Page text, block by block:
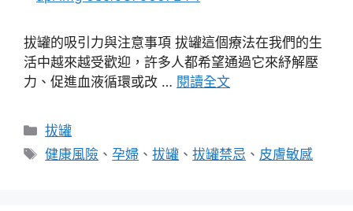
拔罐的吸引力與注意事項 拔罐這個療法在我們的生
活中越來越受歡迎，許多人都希望通過它來紓解壓
力、促進血液循環或改 … 閱讀全文
分
類
拔罐
標
健康風險 、孕婦 、拔罐 、拔罐禁忌 、 皮膚敏感